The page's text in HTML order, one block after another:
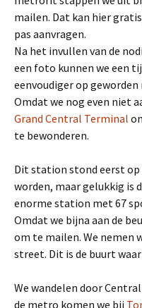
mailen. Dat kan hier
pas aanvragen.
Na het invullen van de
een foto kunnen we een
eenvoudiger op geworden
Omdat we nog even niet
Grand Central Terminal
te bewonderen.
Dit station stond eerst
worden, maar gelukkig is
enorme station met 67
Omdat we bijna aan de
om te mailen. We nemen
street. Dit is de buurt
We wandelen door
de metro komen we bij